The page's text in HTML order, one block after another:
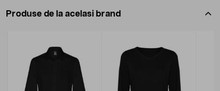
Produse de la acelasi brand